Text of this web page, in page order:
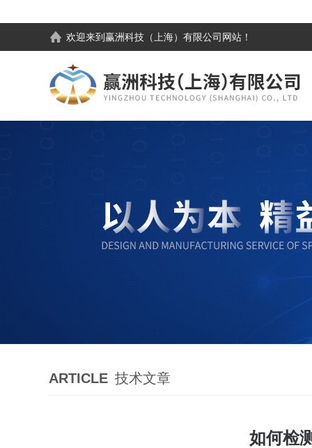
欢迎来到 赢洲科技（上海）有限公司 网站！
ARTICLE 技术文章
如何检